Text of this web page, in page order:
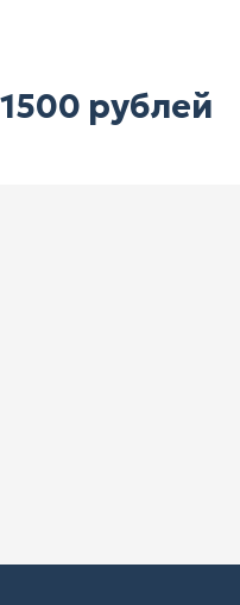
1500 рублей